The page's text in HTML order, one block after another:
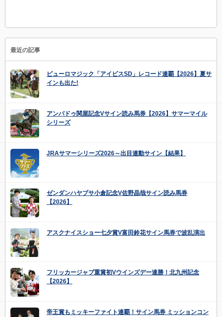
最近の記事
ピューロマジック「アイビスSD」レコード連覇【2026】夏サ
インも出た!
アンパドゥ関屋記念Vサイン読み馬券【2026】サマーマイル
シリーズ
JRAサマーシリーズ2026～出目連動サイン【結果】
ゼンダンハヤブサ小倉記念V佐野晶哉サイン読み馬券
【2026】
アスクナイスショー七夕賞V富田鈴花サイン馬券で波乱演出
フリッカージャブ重賞初Vウインズデー連勝！北九州記念
【2026】
帝王賞もミッキーファイト連覇！サイン馬券 ミッションコン